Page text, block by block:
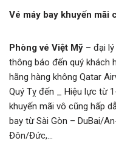
Vé máy bay khuyến mãi
Phòng vé Việt Mỹ – đại
thông báo đến quý khách
hãng hàng không Qatar
Quý Tỵ đến _ Hiệu lực từ
khuyến mãi vô cũng hấp
bay từ Sài Gòn – DuBai/
Đôn/Đức,…